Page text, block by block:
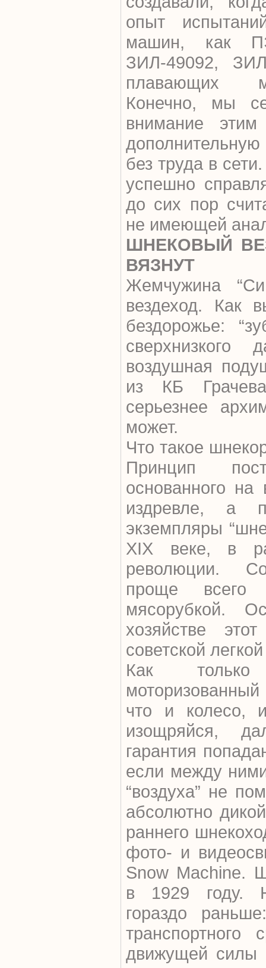
опыт
машин, как
ЗИЛ-49092,
плавающих
Конечно, мы
внимание
без труда в
успешно
до сих пор
не имеющей
ШНЕКОВЫЙ
ВЯЗНУТ
Жемчужина
вездеход. Как
бездорожье:
сверхнизкого
воздушная
из КБ
серьезнее
может.
Что такое
Принцип
основанного на
издревле, а
экземпляры
XIX веке, в
революции.
проще всего
мясорубкой.
хозяйстве
советской
Как только
что и колесо,
изощряйся,
гарантия
если между
“воздуха” не
абсолютно
раннего
фото- и
Snow Machine.
в 1929 году.
гораздо
транспортного
движущей силы